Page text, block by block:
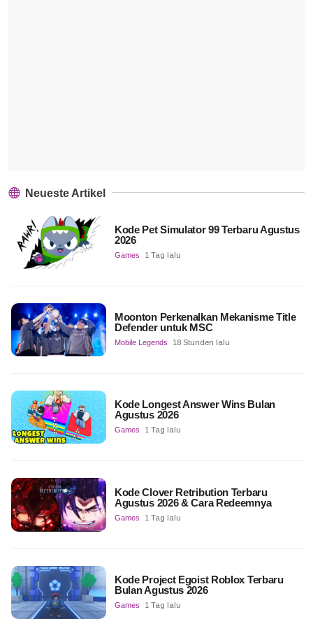
Neueste Artikel
Kode Pet Simulator 99 Terbaru Agustus
2026
Games 1 Tag lalu
Moonton Perkenalkan Mekanisme Title
Defender untuk MSC
Mobile Legends 18 Stunden lalu
Kode Longest Answer Wins Bulan
Agustus 2026
Games 1 Tag lalu
Kode Clover Retribution Terbaru
Agustus 2026 & Cara Redeemnya
Games 1 Tag lalu
Kode Project Egoist Roblox Terbaru
Bulan Agustus 2026
Games 1 Tag lalu